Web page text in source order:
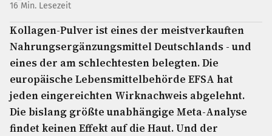
16 Min. Lesezeit
Kollagen-Pulver ist eines der meistverkauften
Nahrungsergänzungsmittel Deutschlands - und
eines der am schlechtesten belegten. Die
europäische Lebensmittelbehörde EFSA hat
jeden eingereichten Wirknachweis abgelehnt.
Die bislang größte unabhängige Meta-Analyse
findet keinen Effekt auf die Haut. Und der